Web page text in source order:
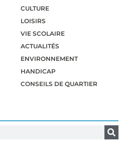
CULTURE
LOISIRS
VIE SCOLAIRE
ACTUALITÉS
ENVIRONNEMENT
HANDICAP
CONSEILS DE QUARTIER